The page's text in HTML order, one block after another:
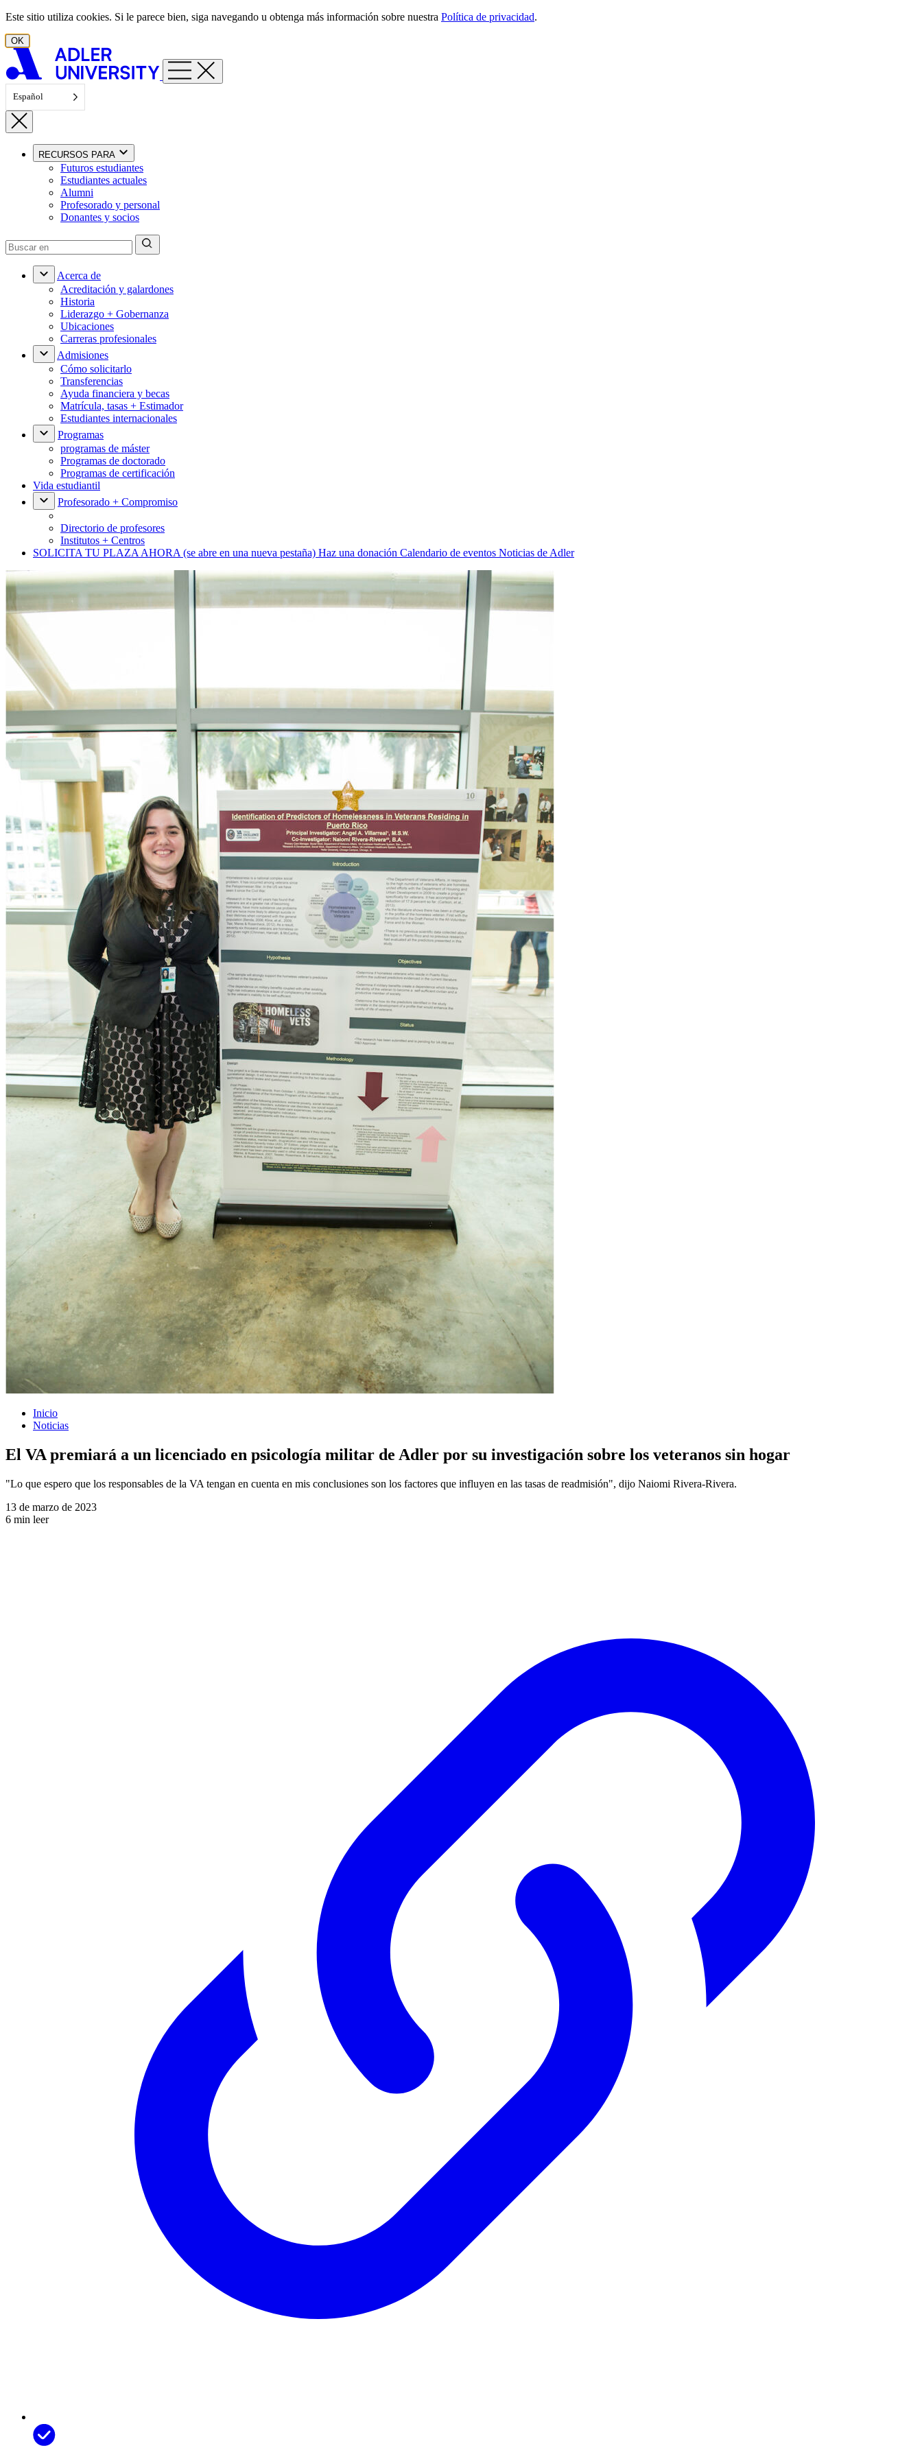
Ir al contenido
Este sitio utiliza cookies. Si le parece bien, siga navegando u obtenga más información sobre nuestra Política de privacidad.
OK
Español
RECURSOS PARA
Futuros estudiantes
Estudiantes actuales
Alumni
Profesorado y personal
Donantes y socios
Acerca de
Acreditación y galardones
Historia
Liderazgo + Gobernanza
Ubicaciones
Carreras profesionales
Admisiones
Cómo solicitarlo
Transferencias
Ayuda financiera y becas
Matrícula, tasas + Estimador
Estudiantes internacionales
Programas
programas de máster
Programas de doctorado
Programas de certificación
Vida estudiantil
Profesorado + Compromiso
Directorio de profesores
Institutos + Centros
SOLICITA TU PLAZA AHORA (se abre en una nueva pestaña) Haz una donación Calendario de eventos Noticias de Adler
Inicio
Noticias
El VA premiará a un licenciado en psicología militar de Adler por su investigación sobre los veteranos sin hogar
"Lo que espero que los responsables de la VA tengan en cuenta en mis conclusiones son los factores que influyen en las tasas de readmisión", dijo Naiomi Rivera-Rivera.
13 de marzo de 2023
6 min leer